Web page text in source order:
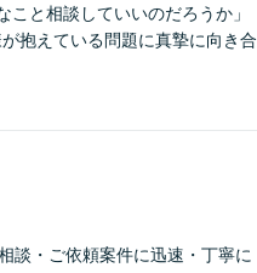
と相談していいのだろうか」
抱えている問題に真摯に向き合
談・ご依頼案件に迅速・丁寧に